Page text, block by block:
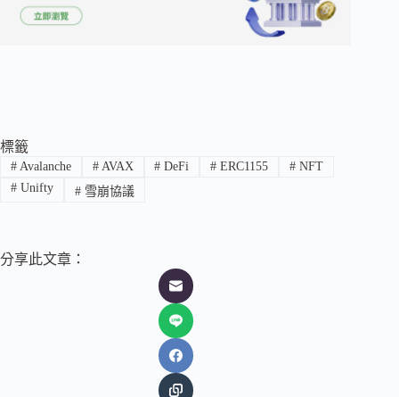
標籤
#Avalanche #AVAX # DeFi # ERC1155 # NFT
#Unifty #雪崩協議
分享此文章：